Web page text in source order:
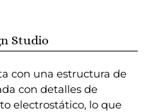
Studio
con una estructura de
con detalles de
electrostático, lo que